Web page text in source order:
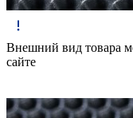
Внешний вид товара
сайте